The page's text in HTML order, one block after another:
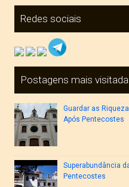
Redes sociais
Postagens mais
Guardar as
Após Pentecostes
Superabundância
Pentecostes